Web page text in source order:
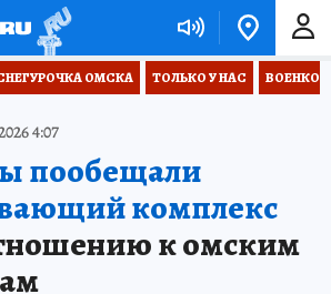
ОМСКА ТОЛЬКО У НАС
4:07
пообещали
комплекс
к омским